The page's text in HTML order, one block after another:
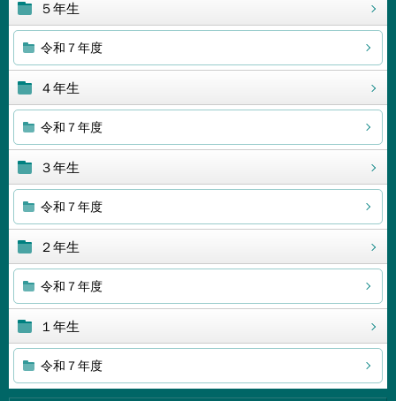
５年生
令和７年度
４年生
令和７年度
３年生
令和７年度
２年生
令和７年度
１年生
令和７年度